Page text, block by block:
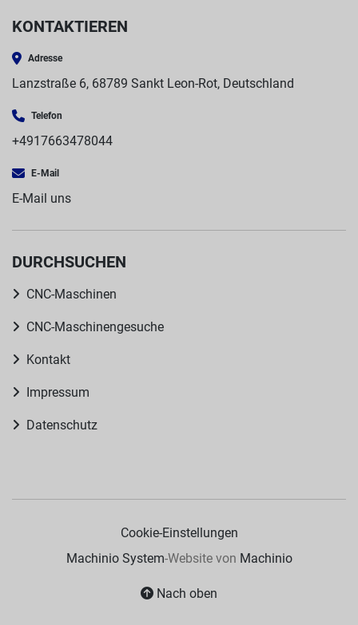
KONTAKTIEREN
Adresse
Lanzstraße 6, 68789 Sankt Leon-Rot, Deutschland
Telefon
+4917663478044
E-Mail
E-Mail uns
DURCHSUCHEN
CNC-Maschinen
CNC-Maschinengesuche
Kontakt
Impressum
Datenschutz
Cookie-Einstellungen
Machinio System-Website von Machinio
Nach oben